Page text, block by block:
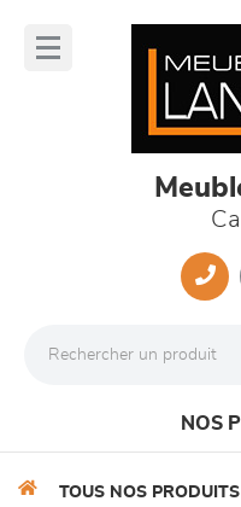
NOS
TOUS NOS PRODUITS